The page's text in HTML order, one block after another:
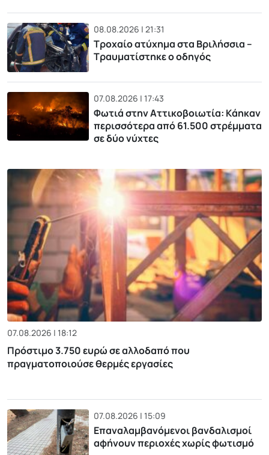
08.08.2026 | 21:31
Τροχαίο ατύχημα στα Βριλήσσια –
Τραυματίστηκε ο οδηγός
07.08.2026 | 17:43
Φωτιά στην Αττικοβοιωτία: Kάηκαν
περισσότερα από 61.500 στρέμματα
σε δύο νύχτες
07.08.2026 | 18:12
Πρόστιμο 3.750 ευρώ σε αλλοδαπό που
πραγματοποιούσε θερμές εργασίες
07.08.2026 | 15:09
Επαναλαμβανόμενοι βανδαλισμοί
αφήνουν περιοχές χωρίς φωτισμό